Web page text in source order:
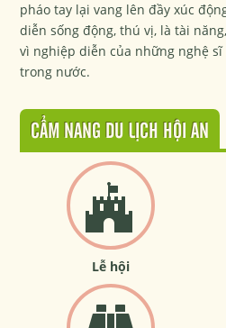
pháo tay lại vang lên đầy xúc
diễn sống động, thú vị, là tài
vì nghiệp diễn của những nghệ
trong nước.
CẨM NANG DU LỊCH HỘI AN
Lễ hội